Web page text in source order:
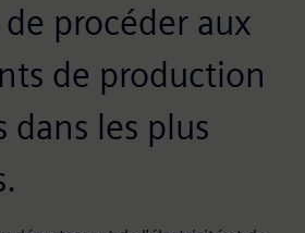
procéder aux
de production
dans les plus